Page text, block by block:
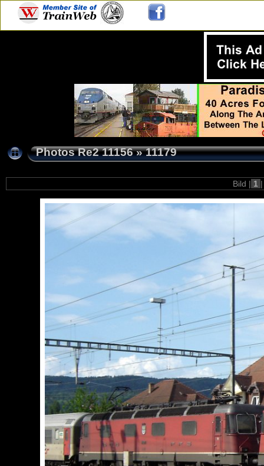
Photos Re2 11156»11179
Bild | 1 |